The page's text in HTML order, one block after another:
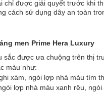
chỉ được giải quyết trước khi
cách sử dụng dây an toàn
men Prime Hera Luxury
sắc được ưa chuộng trên thị
màu như:
xám, ngói lợp nhà màu tím
lợp nhà màu xanh rêu,